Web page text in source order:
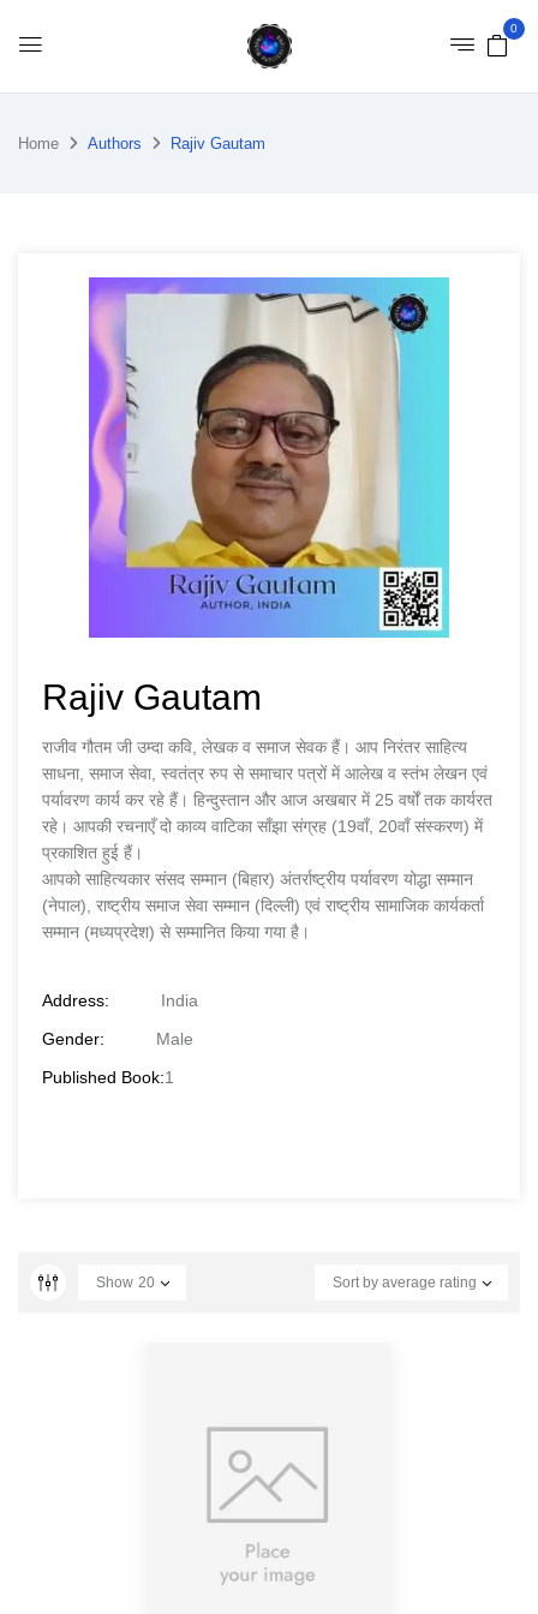
0
Home Authors Rajiv Gautam
Rajiv Gautam
राजीव गौतम जी उम्दा कवि, लेखक व समाज सेवक हैं। आप निरंतर साहित्य
साधना, समाज सेवा, स्वतंत्र रुप से समाचार पत्रों में आलेख व स्तंभ लेखन एवं
पर्यावरण कार्य कर रहे हैं। हिन्दुस्तान और आज अखबार में 25 वर्षों तक कार्यरत
रहे। आपकी रचनाएँ दो काव्य वाटिका साँझा संग्रह (19वाँ, 20वाँ संस्करण) में
प्रकाशित हुई हैं।
आपको साहित्यकार संसद सम्मान (बिहार) अंतर्राष्ट्रीय पर्यावरण योद्धा सम्मान
(नेपाल), राष्ट्रीय समाज सेवा सम्मान (दिल्ली) एवं राष्ट्रीय सामाजिक कार्यकर्ता
सम्मान (मध्यप्रदेश) से सम्मानित किया गया है।
Address:
India
Gender:
Male
Published Book:1
Sort by average rating
Show 20